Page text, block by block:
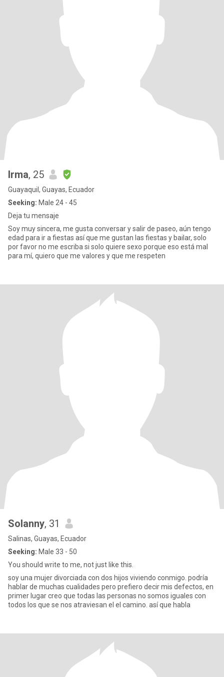
Irma, 25
Guayaquil, Guayas, Ecuador
Seeking: Male 24 - 45
Deja tu mensaje
Soy muy sincera, me gusta conversar y salir de paseo, aún tengo
edad para ir a fiestas así que me gustan las fiestas y bailar, solo
por favor no me escriba si solo quiere sexo porque eso está mal
para mí, quiero que me valores y que me respeten
Solanny, 31
Salinas, Guayas, Ecuador
Seeking: Male 33 - 50
You should write to me, not just like this.
soy una mujer divorciada con dos hijos viviendo conmigo. podría
hablar de muchas cualidades pero prefiero decir mis defectos, en
primer lugar creo que todas las personas no somos iguales con
todos los que se nos atraviesan el el camino. así que habla